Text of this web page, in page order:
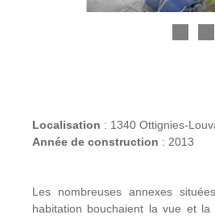
Localisation : 1340 Ottignies-
Année de construction : 2013
Les nombreuses annexes
habitation bouchaient la vue et